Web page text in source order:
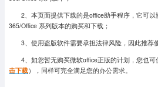
2、本页面提供下载的是office助手程序，它可
365/Office 系列版本的购买和下载；
3、使用盗版软件需要承担法律风险，因此推荐
4、如您暂无购买微软office正版的计划，您也可
击下载），同样可完全满足您的办公需求。